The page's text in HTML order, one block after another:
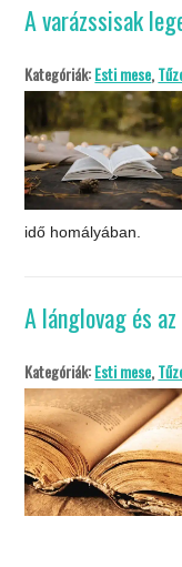
A varázssisak
Kategóriák:Esti mese,
idő homályában.
A lánglovag és
Kategóriák:Esti mese,